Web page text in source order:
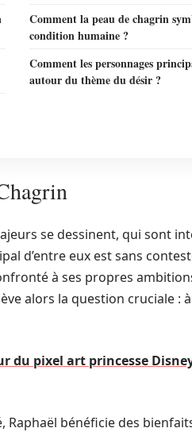
Comment la peau de chagrin
condition humaine ?
Comment les personnages
autour du thème du désir ?
se dessinent, qui sont
d’entre eux est sans
à ses propres
alors la question cruciale :
du pixel art princesse
Raphaël bénéficie des